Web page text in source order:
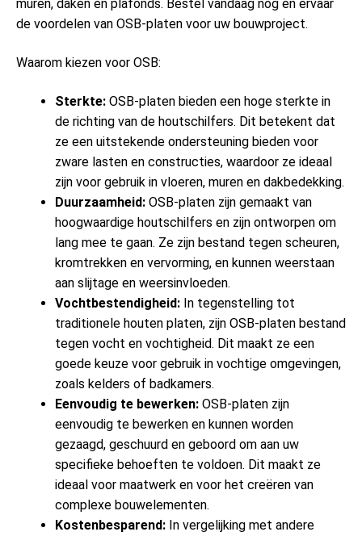
muren, daken en plafonds. Bestel vandaag nog en ervaar
de voordelen van OSB-platen voor uw bouwproject.
Waarom kiezen voor OSB:
Sterkte: OSB-platen bieden een hoge sterkte in
de richting van de houtschilfers. Dit betekent dat
ze een uitstekende ondersteuning bieden voor
zware lasten en constructies, waardoor ze ideaal
zijn voor gebruik in vloeren, muren en dakbedekking.
Duurzaamheid: OSB-platen zijn gemaakt van
hoogwaardige houtschilfers en zijn ontworpen om
lang mee te gaan. Ze zijn bestand tegen scheuren,
kromtrekken en vervorming, en kunnen weerstaan
aan slijtage en weersinvloeden.
Vochtbestendigheid: In tegenstelling tot
traditionele houten platen, zijn OSB-platen bestand
tegen vocht en vochtigheid. Dit maakt ze een
goede keuze voor gebruik in vochtige omgevingen,
zoals kelders of badkamers.
Eenvoudig te bewerken: OSB-platen zijn
eenvoudig te bewerken en kunnen worden
gezaagd, geschuurd en geboord om aan uw
specifieke behoeften te voldoen. Dit maakt ze
ideaal voor maatwerk en voor het creëren van
complexe bouwelementen.
Kostenbesparend: In vergelijking met andere